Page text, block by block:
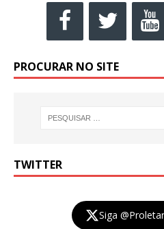
PROCURAR NO SITE
TWITTER
Siga